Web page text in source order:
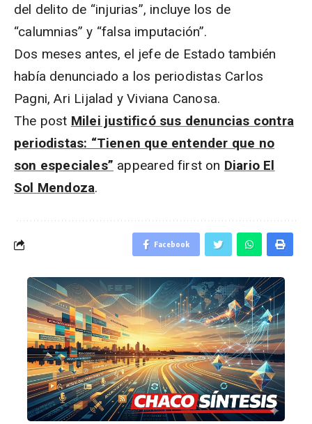
del delito de “injurias”, incluye los de
“calumnias” y “falsa imputación”.
Dos meses antes, el jefe de Estado también
había denunciado a los periodistas Carlos
Pagni, Ari Lijalad y Viviana Canosa.
The post Milei justificó sus denuncias contra
periodistas: “Tienen que entender que no
son especiales” appeared first on Diario El
Sol Mendoza.
Facebook